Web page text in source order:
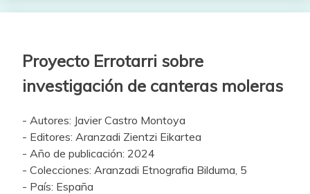
Proyecto Errotarri sobre
investigación de canteras moleras
- Autores: Javier Castro Montoya
- Editores: Aranzadi Zientzi Eikartea
- Año de publicación: 2024
- Colecciones: Aranzadi Etnografia Bilduma, 5
- País: España